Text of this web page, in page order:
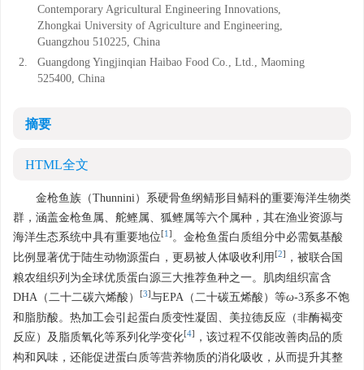
Contemporary Agricultural Engineering Innovations,
Zhongkai University of Agriculture and Engineering,
Guangzhou 510225, China
2.
Guangdong Yingjinqian Haibao Food Co., Ltd., Maoming
525400, China
摘要
HTML全文
金枪鱼族（Thunnini）系硬骨鱼纲鲭形目鲭科的重要海洋生物类
群，涵盖金枪鱼属、舵鲣属、狐鲣属等六个属种，其在渔业资源与
海洋生态系统中具有重要地位[1 ] 。金枪鱼蛋白质组分中必需氨基酸
比例显著优于陆生动物源蛋白，更易被人体吸收利用 [2]
，被联合国
粮农组织列为全球优质蛋白源三大推荐鱼种之一。肌肉组织富含
DHA（二十二碳六烯酸）
[3]与EPA（二十碳五烯酸）等ω-3系多不饱
和脂肪酸。热加工会引起蛋白质变性凝固、美拉德反应（非酶褐变
反应）及脂质氧化等系列化学变化[4]
，该过程不仅能改善肉品的质
构和风味，还能促进蛋白质等营养物质的消化吸收，从而提升其整